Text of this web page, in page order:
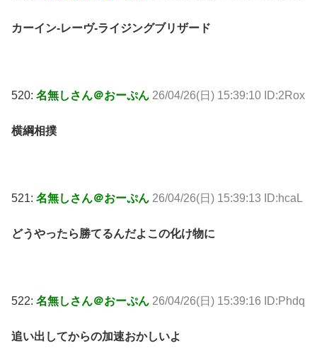
カーイン-レーヴ-ライジングブリザード
520: 名無しさん＠おーぷん 26/04/26(日) 15:39:10 ID:2Rox
横綱相撲
521: 名無しさん＠おーぷん 26/04/26(日) 15:39:13 ID:hcaL
どうやったら勝てるんだよこの化け物に
522: 名無しさん＠おーぷん 26/04/26(日) 15:39:16 ID:Phdq
追い出してからの加速おかしいよ